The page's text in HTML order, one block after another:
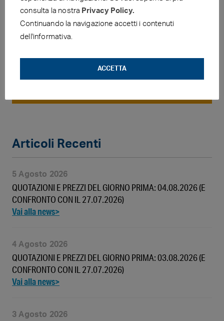
FIGISC-ANISA NEWS
Articoli Recenti
QUOTAZIONI E PREZZI DEL GIORNO PRIMA: 04.08.2026 (E
CONFRONTO CON IL 27.07.2026)
5 Agosto 2026
QUOTAZIONI E PREZZI DEL GIORNO PRIMA: 03.08.2026 (E
CONFRONTO CON IL 27.07.2026)
4 Agosto 2026
3 Agosto 2026
consulta la nostra Privacy Policy.
Continuando la navigazione accetti i contenuti
dell'informativa.
ACCETTA